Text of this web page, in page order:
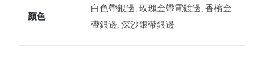
顏色
白色帶銀邊, 玫瑰金帶電鍍邊, 香檳金
帶銀邊, 深沙銀帶銀邊